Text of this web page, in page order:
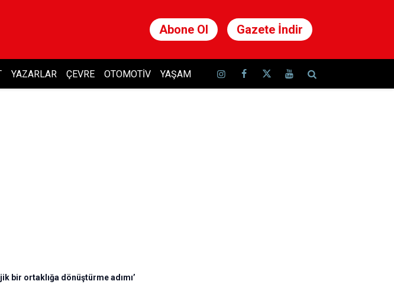
Abone Ol Gazete İndir
YAZARLAR ÇEVRE OTOMOTIV YAŞAM
bir ortaklığa dönüştürme adımı’